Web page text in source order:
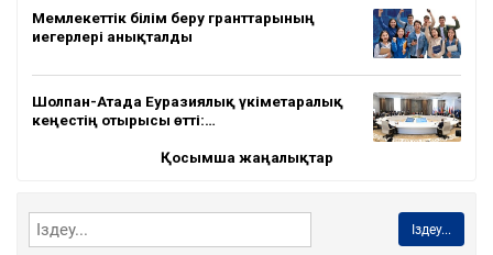
Мемлекеттік білім беру гранттарының
иегерлері анықталды
Шолпан-Атада Еуразиялық үкіметаралық
кеңестің отырысы өтті:…
Қосымша жаңалықтар
Іздеу...